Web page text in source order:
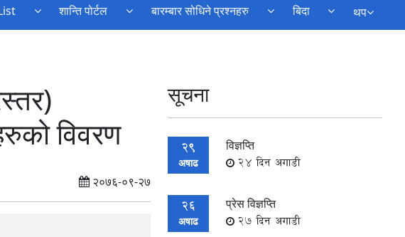
शान्ति पोर्टल बारम्बार सोधिने प्रश्नहरु बिदा थप
विवरण
२०७६-०९-२७
सूचना
29
अषाढ
विज्ञप्ति
24 दिन अगाडी
26
अषाढ
प्रेस विज्ञप्ति
27 दिन अगाडी